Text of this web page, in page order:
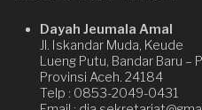
Dayah Jeumala Amal
Jl. Iskandar Muda, Keude
Lueng Putu, Bandar Baru –
Provinsi Aceh. 24184
Telp : 0853-2049-0431